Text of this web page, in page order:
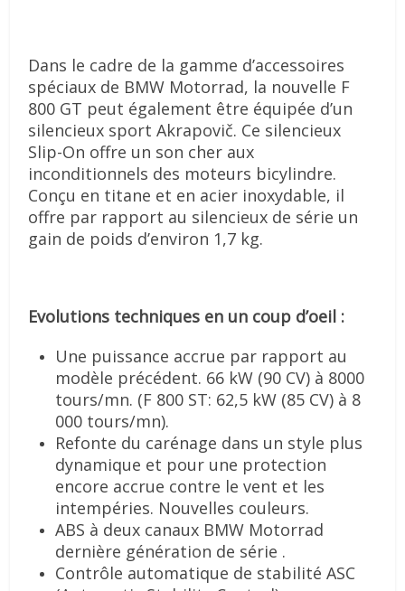
Dans le cadre de la gamme d’accessoires
spéciaux de BMW Motorrad, la nouvelle F
800 GT peut également être équipée d’un
silencieux sport Akrapovič. Ce silencieux
Slip-On offre un son cher aux
inconditionnels des moteurs bicylindre.
Conçu en titane et en acier inoxydable, il
offre par rapport au silencieux de série un
gain de poids d’environ 1,7 kg.
Evolutions techniques en un coup d’oeil :
Une puissance accrue par rapport au
modèle précédent. 66 kW (90 CV) à 8000
tours/mn. (F 800 ST: 62,5 kW (85 CV) à 8
000 tours/mn).
Refonte du carénage dans un style plus
dynamique et pour une protection
encore accrue contre le vent et les
intempéries. Nouvelles couleurs.
ABS à deux canaux BMW Motorrad
dernière génération de série .
Contrôle automatique de stabilité ASC